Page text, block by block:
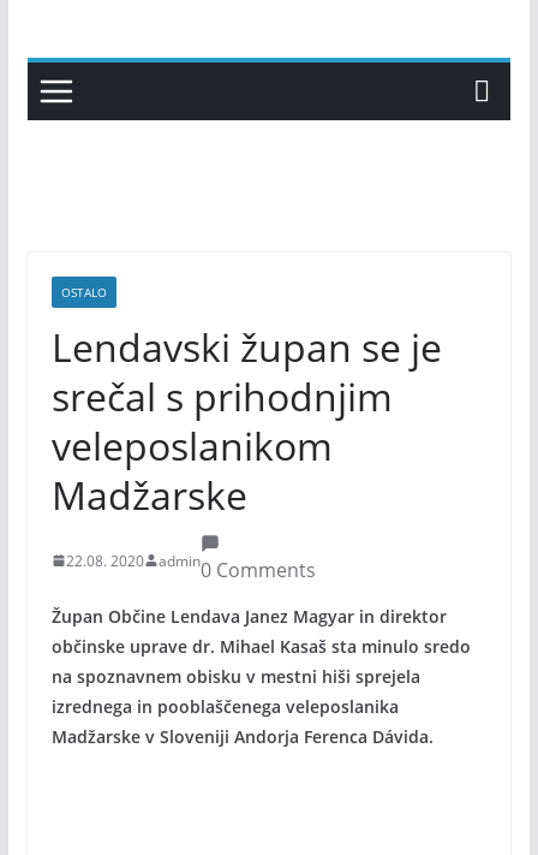
content
OSTALO
Lendavski župan se je
srečal s prihodnjim
veleposlanikom
Madžarske
22.08. 2020 admin0 Comments
Župan Občine Lendava Janez Magyar in direktor
občinske uprave dr. Mihael Kasaš sta minulo sredo
na spoznavnem obisku v mestni hiši sprejela
izrednega in pooblaščenega veleposlanika
Madžarske v Sloveniji Andorja Ferenca Dávida.